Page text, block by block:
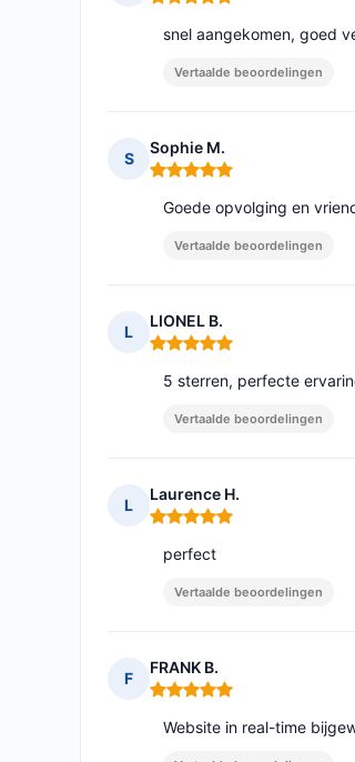
Opmerking: 5 van 5
snel aangekomen, goed
Vertaalde beoordelingen
S
Sophie M.
Opmerking: 5 van 5
Goede opvolging en
Vertaalde beoordelingen
L
LIONEL B.
Opmerking: 5 van 5
5 sterren, perfecte
Vertaalde beoordelingen
L
Laurence H.
Opmerking: 5 van 5
perfect
Vertaalde beoordelingen
F
FRANK B.
Opmerking: 5 van 5
Website in real-time